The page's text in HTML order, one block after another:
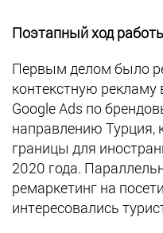
Поэтапный ход
Первым делом было
контекстную рекламу
Google Ads по
направлению Турция,
границы для
2020 года.
ремаркетинг на
интересовались